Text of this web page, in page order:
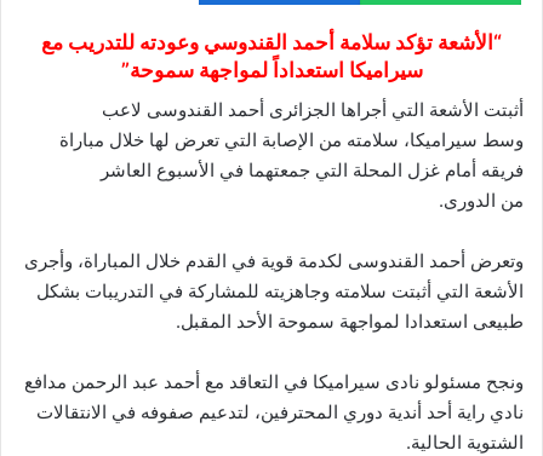
“الأشعة تؤكد سلامة أحمد القندوسي وعودته للتدريب مع
سيراميكا استعداداً لمواجهة سموحة”
أثبتت الأشعة التي أجراها الجزائرى أحمد القندوسى لاعب
وسط سيراميكا، سلامته من الإصابة التي تعرض لها خلال مباراة
فريقه أمام غزل المحلة التي جمعتهما في الأسبوع العاشر
من الدورى.
وتعرض أحمد القندوسى لكدمة قوية في القدم خلال المباراة، وأجرى
الأشعة التي أثبتت سلامته وجاهزيته للمشاركة في التدريبات بشكل
طبيعى استعدادا لمواجهة سموحة الأحد المقبل.
ونجح مسئولو نادى سيراميكا في التعاقد مع أحمد عبد الرحمن مدافع
نادي راية أحد أندية دوري المحترفين، لتدعيم صفوفه في الانتقالات
الشتوية الحالية.